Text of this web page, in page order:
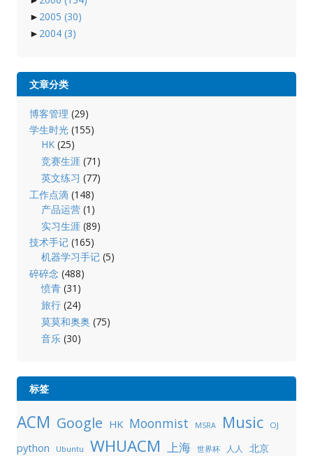
► 2005 (30)
► 2004 (3)
文章分类
博客管理 (29)
学生时光(155)
HK (25)
竞赛生涯 (71)
英文练习 (77)
工作点滴(148)
产品运营 (1)
实习生涯 (89)
技术手记(165)
机器学习手记 (5)
碎碎念 (488)
愤青 (31)
旅行 (24)
莫莫和奥奥 (75)
音乐 (30)
标签
ACM Google HK Moonmist MSRA Music OJ
python Ubuntu WHUACM 上海 世界杯 人人 北京